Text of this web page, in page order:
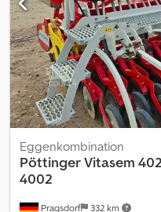
Pragsdorf 332 km
Eggenkombination
PöttingerVitasem
4002